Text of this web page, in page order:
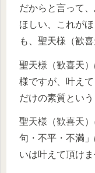
だからと言って
ほしい、これが
も、聖天様（歓
聖天様（歓喜天
様ですが、叶え
だけの素質とい
聖天様（歓喜天
句・不平・不満
いは叶えて頂けま